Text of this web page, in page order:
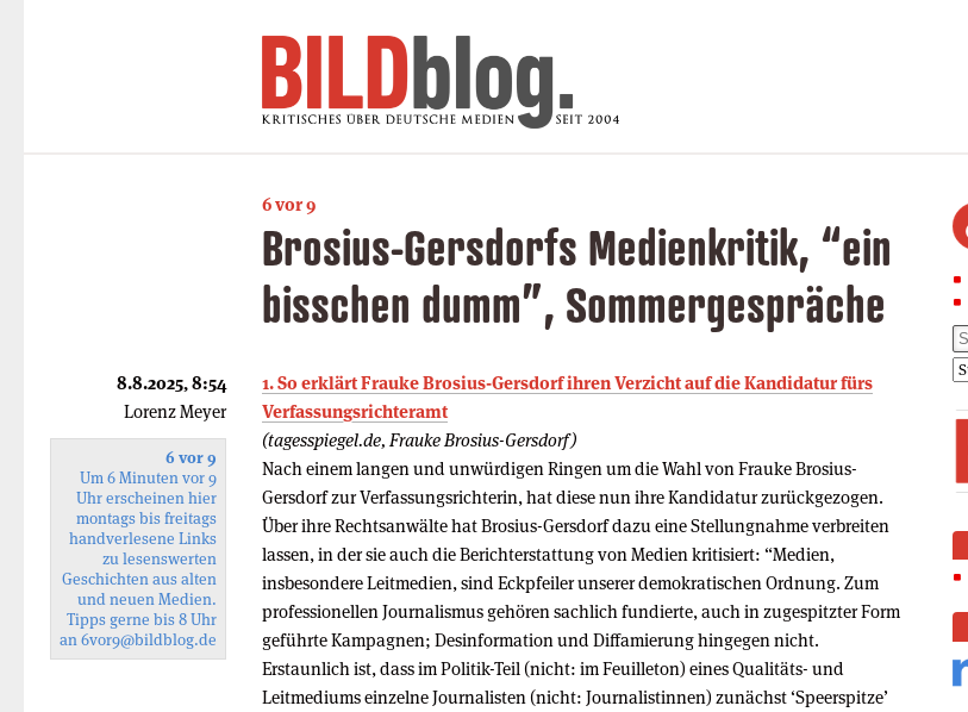
6 vor 9
Brosius-Gersdorfs Medienkritik, “ein
bisschen dumm”, Sommergespräche
1. So erklärt Frauke Brosius-Gersdorf ihren Verzicht auf die Kandidatur fürs
Verfassungsrichteramt
(tagesspiegel.de, Frauke Brosius-Gersdorf)
Nach einem langen und unwürdigen Ringen um die Wahl von Frauke Brosius-
Gersdorf zur Verfassungsrichterin, hat diese nun ihre Kandidatur zurückgezogen.
Über ihre Rechtsanwälte hat Brosius-Gersdorf dazu eine Stellungnahme verbreiten
lassen, in der sie auch die Berichterstattung von Medien kritisiert: “Medien,
insbesondere Leitmedien, sind Eckpfeiler unserer demokratischen Ordnung. Zum
professionellen Journalismus gehören sachlich fundierte, auch in zugespitzter Form
geführte Kampagnen; Desinformation und Diffamierung hingegen nicht.
Erstaunlich ist, dass im Politik-Teil (nicht: im Feuilleton) eines Qualitäts- und
Leitmediums einzelne Journalisten (nicht: Journalistinnen) zunächst ‘Speerspitze’
8.8.2025, 8:54
Lorenz Meyer
6 vor 9
Um 6 Minuten vor 9
Uhr erscheinen hier
montags bis freitags
handverlesene Links
zu lesenswerten
Geschichten aus alten
und neuen Medien.
Tipps gerne bis 8 Uhr
an6vor9@bildblog.de